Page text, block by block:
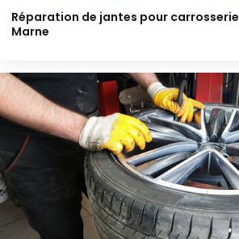
Réparation de jantes pour
Marne